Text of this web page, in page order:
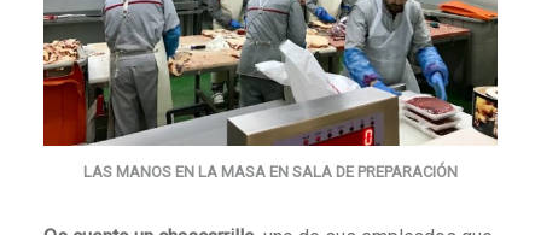
LAS MANOS EN LA MASA EN SALA DE PREPARACIÓN